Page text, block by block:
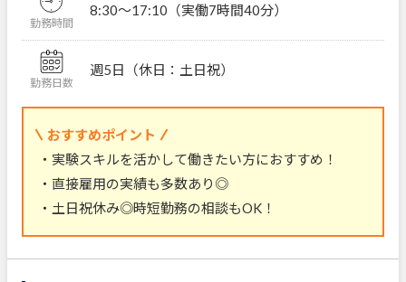
勤務時間
8:30～17:10（実働7時間40分）
勤務日数
週5日（休日：土日祝）
おすすめポイント
・実験スキルを活かして働きたい方におすすめ！
・直接雇用の実績も多数あり◎
・土日祝休み◎時短勤務の相談もOK！